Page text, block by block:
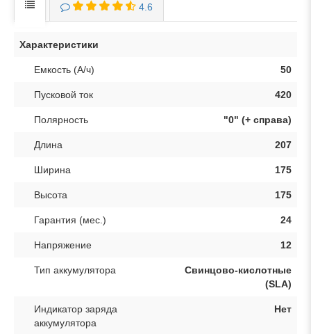
4.6
Характеристики
Емкость (А/ч) 50
Пусковой ток 420
Полярность "0" (+ справа)
Длина 207
Ширина 175
Высота 175
Гарантия (мес.) 24
Напряжение 12
Тип аккумулятора
Свинцово-кислотные
(SLA)
Индикатор заряда
аккумулятора
Нет